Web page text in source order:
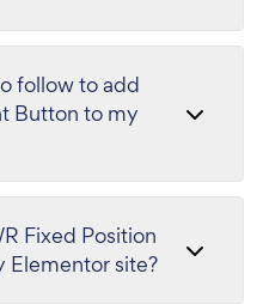
follow to add
Button to my
Fixed Position
Elementor site?